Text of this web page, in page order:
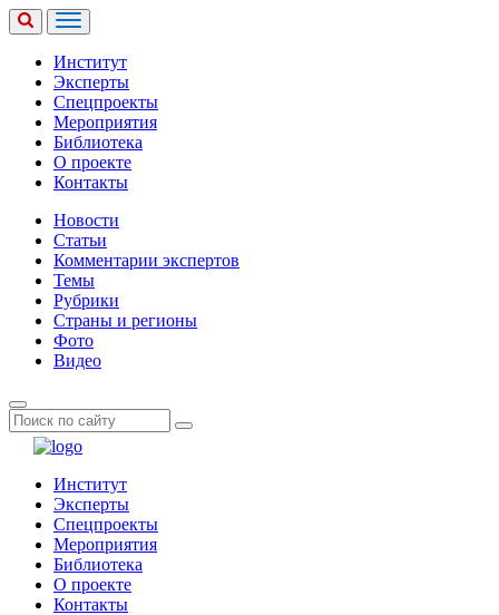
Институт
Эксперты
Спецпроекты
Мероприятия
Библиотека
О проекте
Контакты
Новости
Статьи
Комментарии экспертов
Темы
Рубрики
Страны и регионы
Фото
Видео
Институт
Эксперты
Спецпроекты
Мероприятия
Библиотека
О проекте
Контакты